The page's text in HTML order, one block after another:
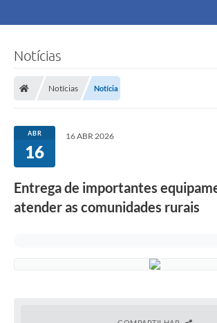
Notícias
Notícias Notícia
ABR
16
16 ABR 2026
Entrega de importantes
atender as comunidades rurais